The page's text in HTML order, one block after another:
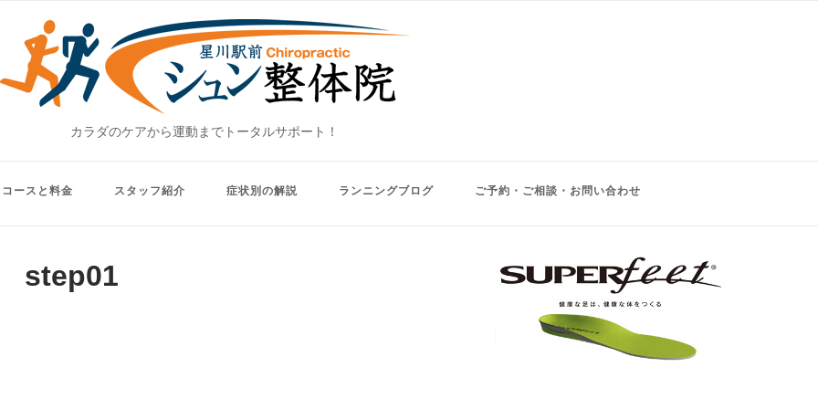
カラダのケアから運動までトータルサポート！
コースと料金 スタッフ紹介 症状別の解説 ランニングブログ ご予約・ご相談・お問い合わせ
step01